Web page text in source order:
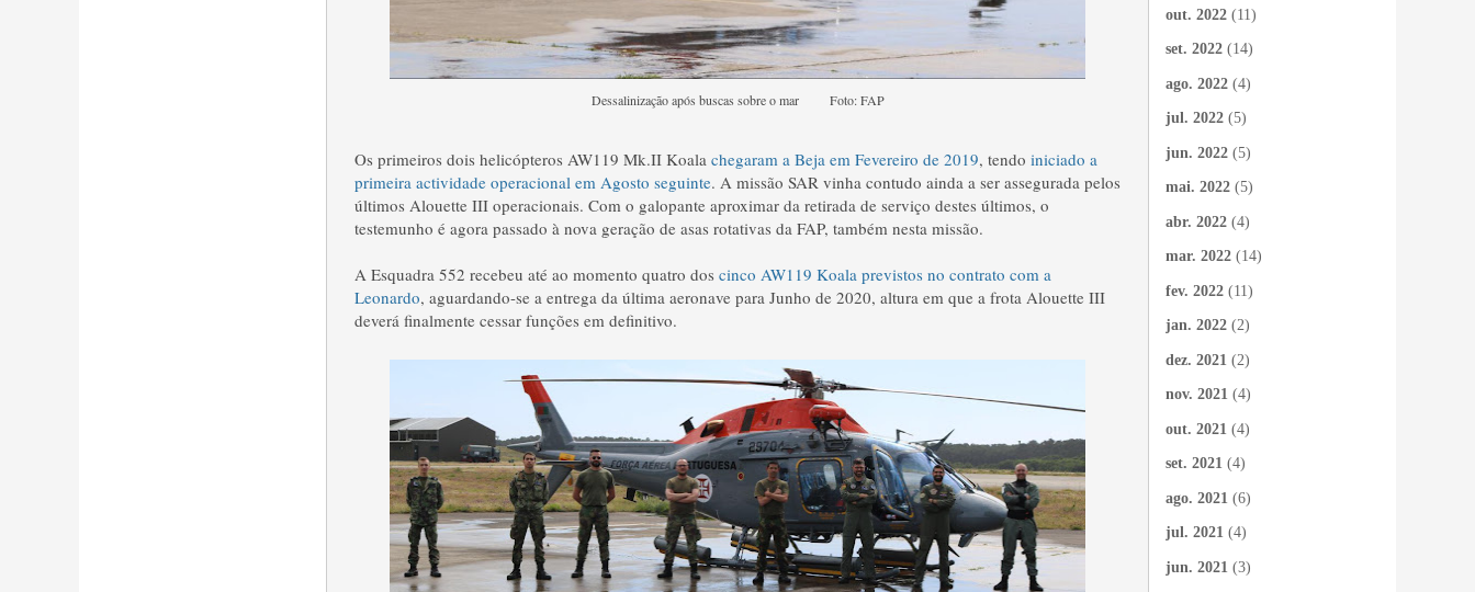
Dessalinização após buscas sobre o mar Foto: FAP
Os primeiros dois helicópteros AW119 Mk.II Koala chegaram a Beja em Fevereiro de 2019, tendo iniciado a
primeira actividade operacional em Agosto seguinte. A missão SAR vinha contudo ainda a ser assegurada pelos
últimos Alouette III operacionais. Com o galopante aproximar da retirada de serviço destes últimos, o
testemunho é agora passado à nova geração de asas rotativas da FAP, também nesta missão.
A Esquadra 552 recebeu até ao momento quatro dos cinco AW119 Koala previstos no contrato com a
Leonardo, aguardando-se a entrega da última aeronave para Junho de 2020, altura em que a frota Alouette III
deverá finalmente cessar funções em definitivo.
out. 2022 (11)
set. 2022 (14)
ago. 2022 (4)
jul. 2022 (5)
jun. 2022 (5)
mai. 2022 (5)
abr. 2022 (4)
mar. 2022 (14)
fev. 2022 (11)
jan. 2022 (2)
dez. 2021 (2)
nov. 2021 (4)
out. 2021 (4)
set. 2021 (4)
ago. 2021 (6)
jul. 2021 (4)
jun. 2021 (3)